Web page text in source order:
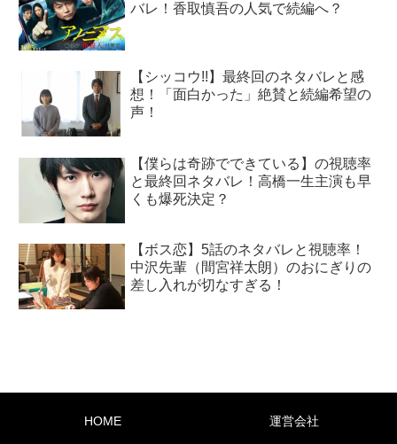
バレ！香取慎吾の人気で続編へ？
【シッコウ!!】最終回のネタバレと感
想！「面白かった」絶賛と続編希望の
声！
【僕らは奇跡でできている】の視聴率
と最終回ネタバレ！高橋一生主演も早
くも爆死決定？
【ボス恋】5話のネタバレと視聴率！
中沢先輩（間宮祥太朗）のおにぎりの
差し入れが切なすぎる！
HOME 運営会社